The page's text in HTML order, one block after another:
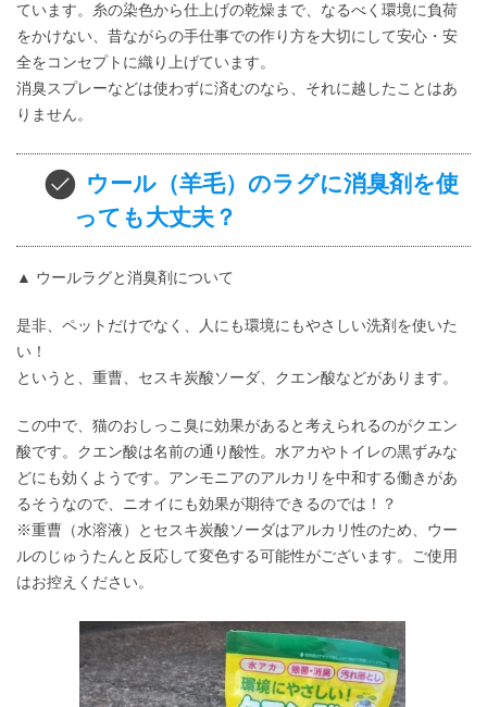
ています。糸の染色から仕上げの乾燥まで、なるべく環境に負荷
をかけない、昔ながらの手仕事での作り方を大切にして安心・安
全をコンセプトに織り上げています。
消臭スプレーなどは使わずに済むのなら、それに越したことはあ
りません。
ウール（羊毛）のラグに消臭剤を使
っても大丈夫？
▲ ウールラグと消臭剤について
是非、ペットだけでなく、人にも環境にもやさしい洗剤を使いた
い！
というと、重曹、セスキ炭酸ソーダ、クエン酸などがあります。
この中で、猫のおしっこ臭に効果があると考えられるのがクエン
酸です。クエン酸は名前の通り酸性。水アカやトイレの黒ずみな
どにも効くようです。アンモニアのアルカリを中和する働きがあ
るそうなので、ニオイにも効果が期待できるのでは！？
※重曹（水溶液）とセスキ炭酸ソーダはアルカリ性のため、ウー
ルのじゅうたんと反応して変色する可能性がございます。ご使用
はお控えください。